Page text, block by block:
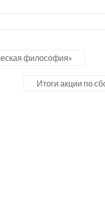
философия»
Итоги акции по